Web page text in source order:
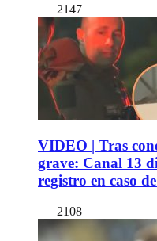
2147
VIDEO | Tras
grave: Canal 13
registro en caso
2108